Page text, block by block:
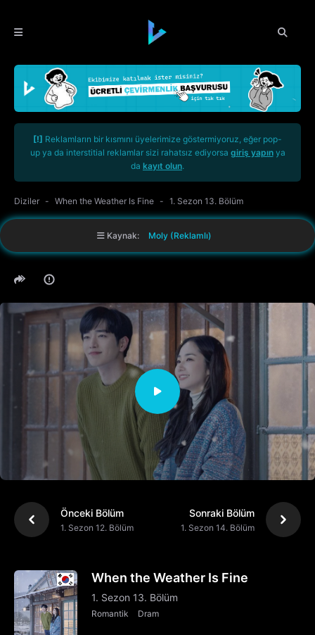
[!] Reklamların bir kısmını üyelerimize göstermiyoruz, eğer pop-
up ya da interstitial reklamlar sizi rahatsız ediyorsa giriş yapınya
da kayıt olun.
Diziler When the Weather Is Fine 1. Sezon 13. Bölüm
Kaynak: Moly (Reklamlı)
Önceki Bölüm
1. Sezon 12. Bölüm
Sonraki Bölüm
1. Sezon 14. Bölüm
When the Weather Is Fine
1. Sezon 13. Bölüm
Romantik Dram